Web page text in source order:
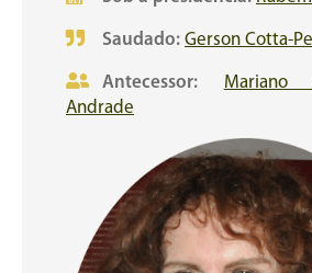
Saudado: Gerson Cotta-
Antecessor:
Mariano
Andrade